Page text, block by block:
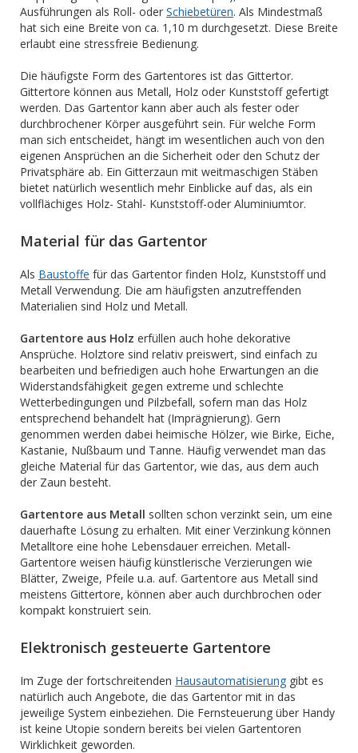
Ausführungen als Roll- oder Schiebetüren. Als Mindestmaß
hat sich eine Breite von ca. 1,10 m durchgesetzt. Diese Breite
erlaubt eine stressfreie Bedienung.
Die häufigste Form des Gartentores ist das Gittertor.
Gittertore können aus Metall, Holz oder Kunststoff gefertigt
werden. Das Gartentor kann aber auch als fester oder
durchbrochener Körper ausgeführt sein. Für welche Form
man sich entscheidet, hängt im wesentlichen auch von den
eigenen Ansprüchen an die Sicherheit oder den Schutz der
Privatsphäre ab. Ein Gitterzaun mit weitmaschigen Stäben
bietet natürlich wesentlich mehr Einblicke auf das, als ein
vollflächiges Holz- Stahl- Kunststoff-oder Aluminiumtor.
Material für das Gartentor
Als Baustoffe für das Gartentor finden Holz, Kunststoff und
Metall Verwendung. Die am häufigsten anzutreffenden
Materialien sind Holz und Metall.
Gartentore aus Holz erfüllen auch hohe dekorative
Ansprüche. Holztore sind relativ preiswert, sind einfach zu
bearbeiten und befriedigen auch hohe Erwartungen an die
Widerstandsfähigkeit gegen extreme und schlechte
Wetterbedingungen und Pilzbefall, sofern man das Holz
entsprechend behandelt hat (Imprägnierung). Gern
genommen werden dabei heimische Hölzer, wie Birke, Eiche,
Kastanie, Nußbaum und Tanne. Häufig verwendet man das
gleiche Material für das Gartentor, wie das, aus dem auch
der Zaun besteht.
Gartentore aus Metall sollten schon verzinkt sein, um eine
dauerhafte Lösung zu erhalten. Mit einer Verzinkung können
Metalltore eine hohe Lebensdauer erreichen. Metall-
Gartentore weisen häufig künstlerische Verzierungen wie
Blätter, Zweige, Pfeile u.a. auf. Gartentore aus Metall sind
meistens Gittertore, können aber auch durchbrochen oder
kompakt konstruiert sein.
Elektronisch gesteuerte Gartentore
Im Zuge der fortschreitenden Hausautomatisierung gibt es
natürlich auch Angebote, die das Gartentor mit in das
jeweilige System einbeziehen. Die Fernsteuerung über Handy
ist keine Utopie sondern bereits bei vielen Gartentoren
Wirklichkeit geworden.